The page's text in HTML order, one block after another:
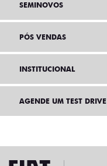
SEMINOVOS
PÓS VENDAS
INSTITUCIONAL
AGENDE UM TEST DRIVE